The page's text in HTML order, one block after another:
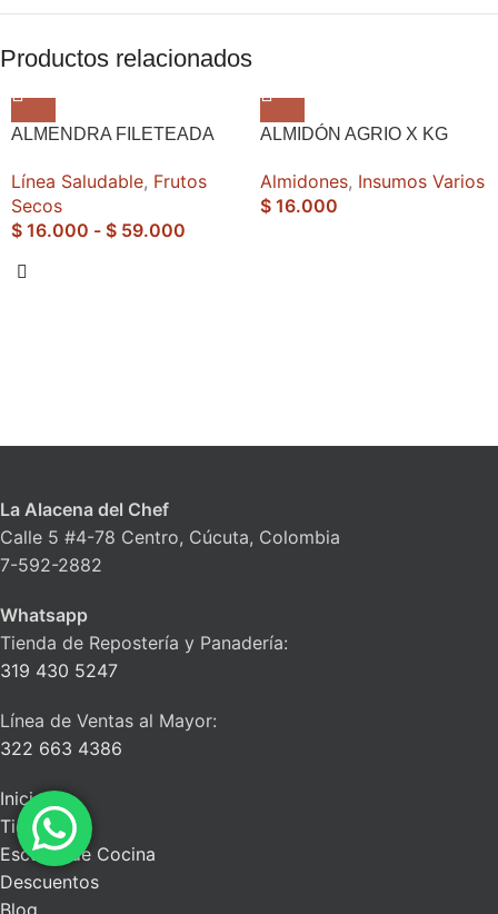
Productos relacionados
ALMENDRA FILETEADA
Línea Saludable, Frutos
Secos
$ 16.000 - $ 59.000
ALMIDÓN AGRIO X KG
Almidones, Insumos Varios
$ 16.000
La Alacena del Chef
Calle 5 #4-78 Centro, Cúcuta, Colombia
7-592-2882
Whatsapp
Tienda de Repostería y Panadería:
319 430 5247
Línea de Ventas al Mayor:
322 663 4386
Inicio
Tienda
Escuela de Cocina
Descuentos